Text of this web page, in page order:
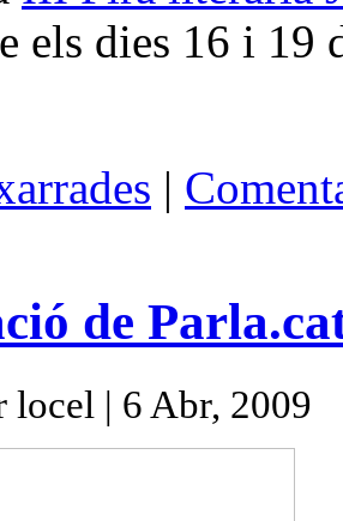
els dies 16 i 19
|
de
locel | 6 Abr, 2009